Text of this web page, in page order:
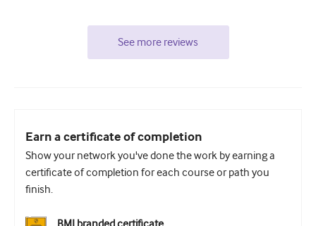
See more reviews
Earn a certificate of completion
Show your network you've done the work by earning a
certificate of completion for each course or path you
finish.